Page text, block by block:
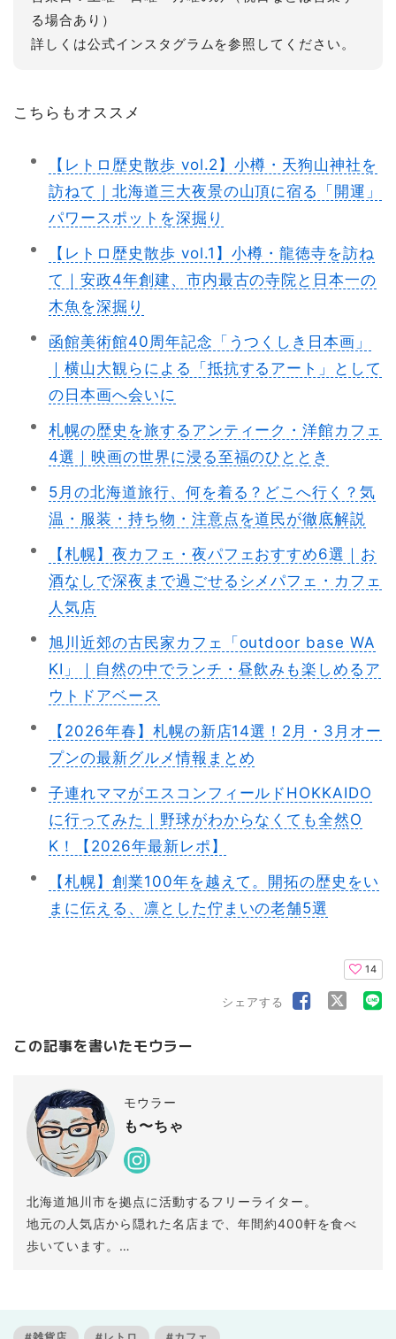
る場合あり）
詳しくは公式インスタグラムを参照してください。
こちらもオススメ
【レトロ歴史散歩 vol.2】小樽・天狗山神社を
訪ねて｜北海道三大夜景の山頂に宿る「開運」
パワースポットを深掘り
【レトロ歴史散歩 vol.1】小樽・龍徳寺を訪ね
て｜安政4年創建、市内最古の寺院と日本一の
木魚を深掘り
函館美術館40周年記念「うつくしき日本画」
｜横山大観らによる「抵抗するアート」として
の日本画へ会いに
札幌の歴史を旅するアンティーク・洋館カフェ
4選｜映画の世界に浸る至福のひととき
5月の北海道旅行、何を着る？どこへ行く？気
温・服装・持ち物・注意点を道民が徹底解説
【札幌】夜カフェ・夜パフェおすすめ6選｜お
酒なしで深夜まで過ごせるシメパフェ・カフェ
人気店
旭川近郊の古民家カフェ「outdoor base WA
KI」｜自然の中でランチ・昼飲みも楽しめるア
ウトドアベース
【2026年春】札幌の新店14選！2月・3月オー
プンの最新グルメ情報まとめ
子連れママがエスコンフィールドHOKKAIDO
に行ってみた｜野球がわからなくても全然O
K！【2026年最新レポ】
【札幌】創業100年を越えて。開拓の歴史をい
まに伝える、凛とした佇まいの老舗5選
14
シェアする
この記事を書いたモウラー
モウラー
も〜ちゃ
北海道旭川市を拠点に活動するフリーライター。
地元の人気店から隠れた名店まで、年間約400軒を食べ
歩いています。
旭川を中心として、北海道の「行ってみたくなる場所」